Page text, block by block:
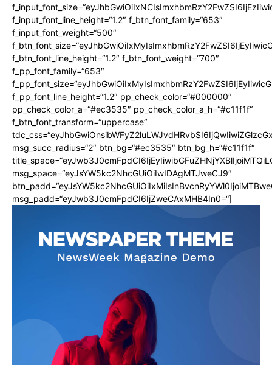
f_input_font_line_height=“1.2″ f_btn_font_family=“653″
f_input_font_weight=“500″
f_btn_font_line_height=“1.2″ f_btn_font_weight=“700″
f_pp_font_family=“653″
f_pp_font_line_height=“1.2″ pp_check_color=“#000000″
pp_check_color_a=“#ec3535″ pp_check_color_a_h=“#c11f1f“
f_btn_font_transform=“uppercase“
msg_succ_radius=“2″ btn_bg=“#ec3535″ btn_bg_h=“#c11f1f“
msg_space=“eyJsYW5kc2NhcGUiOiIwIDAgMTJweCJ9″
msg_padd=“eyJwb3J0cmFpdCI6IjZweCAxMHB4In0=“]